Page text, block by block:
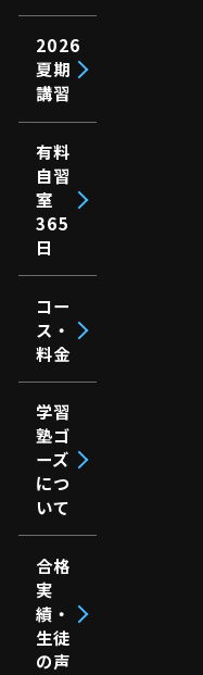
2026
夏期
講習
有料
自習
室
365
日
コー
ス・
料金
学習
塾ゴ
ーズ
につ
いて
合格
実
績・
生徒
の声